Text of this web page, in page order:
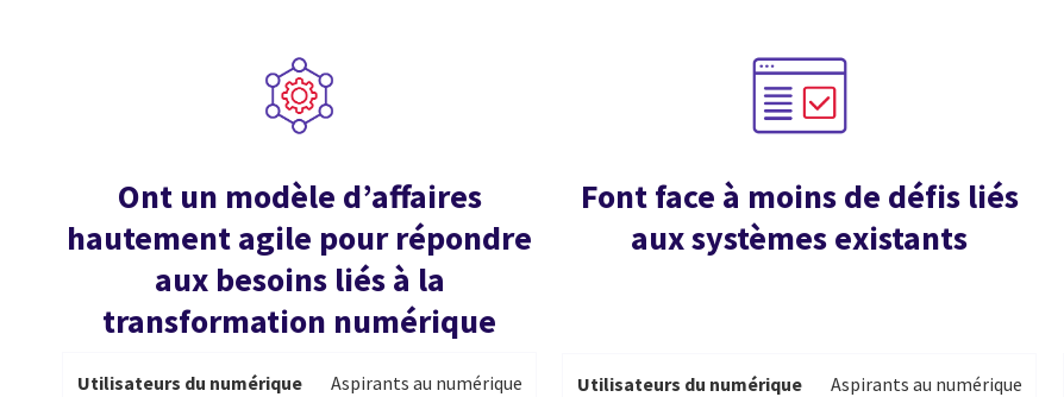
Ont un modèle d’affaires
hautement agile pour répondre
aux besoins liés à la
transformation numérique
Utilisateurs du numérique Aspirants au numérique
Font face à moins de défis liés
aux systèmes existants
Utilisateurs du numérique Aspirants au numérique